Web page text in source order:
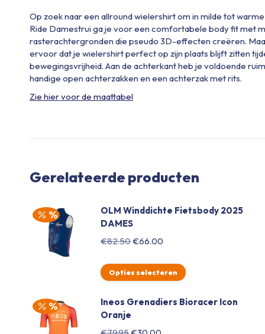
Op zoek naar een allround wielershirt om in milde tot
Ride Damestrui ga je voor een comfortabele body fit met
rasterachtergronden die pseudo 3D-effecten creëren.
ervoor dat je wielershirt perfect op zijn plaats blijft zitten
bewegingsvrijheid. Aan de achterkant heb je voldoende
handige open achterzakken en een achterzak met rits.
Zie hier voor de maattabel
Gerelateerde producten
OLM Winddichte Fietsbody 2025
DAMES
€82.50Oorspronkelijke
was:
€66.00
is:
Opties selecteren
Ineos Grenadiers Bioracer Icon
Oranje